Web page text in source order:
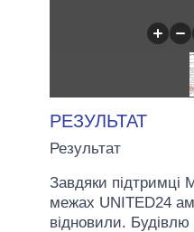
РЕЗУЛЬТАТ
Результат
Завдяки підтримці
межах UNITED24
відновили. Будівлю